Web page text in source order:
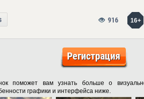
16+
916
Регистрация
поможет вам узнать больше о
графики и интерфейса ниже.